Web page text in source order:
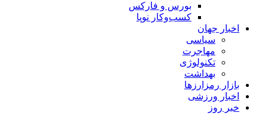
بورس و فارکس
کسب‌وکار نوپا
اخبار جهان
سیاسی
مهاجرت
تکنولوژی
بهداشت
بازار رمزارزها
اخبار ورزشی
خبر روز